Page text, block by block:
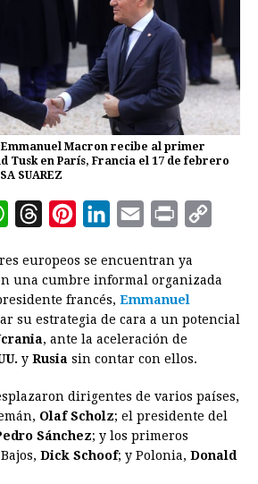
Macron recibe al primer
Tusk en París, Francia el 17 de febrero
SUAREZ
W
a
t
s
A
p
r
e
a
d
n
t
e
r
s
n
k
e
d
n
a
i
l
i
n
t
L
k
europeos se encuentran ya
una cumbre informal organizada
francés, Emmanuel
su estrategia de cara a un potencial
, ante la aceleración de
y Rusia sin contar con ellos.
dirigentes de varios países,
Olaf Scholz; el presidente del
Sánchez; y los primeros
Dick Schoof; y Polonia, Donald